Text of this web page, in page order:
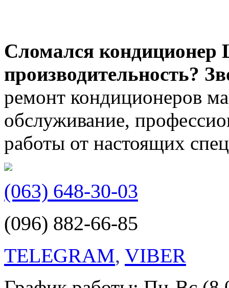
Сломался кондиционер
производительность?
ремонт кондиционеров
обслуживание,
работы от настоящих
(063) 648-30-03
(096) 882-66-85
TELEGRAM, VIBER